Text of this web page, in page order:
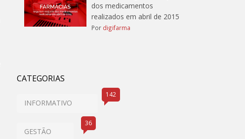
dos medicamentos
realizados em abril de 2015
Por digifarma
CATEGORIAS
INFORMATIVO
142
GESTÃO
36